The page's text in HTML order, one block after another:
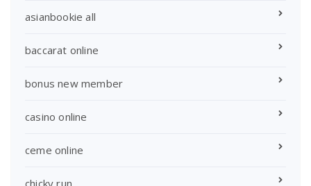
asianbookie all
baccarat online
bonus new member
casino online
ceme online
chicky run